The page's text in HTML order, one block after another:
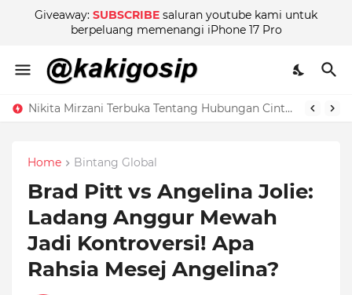
Giveaway: SUBSCRIBE saluran youtube kami untuk
berpeluang memenangi iPhone 17 Pro
Nikita Mirzani Terbuka Tentang Hubungan Cinta Dengan Model Muda, Tapi Teman Rapat Beri Amaran!
Home Bintang Global
Brad Pitt vs Angelina Jolie:
Ladang Anggur Mewah
Jadi Kontroversi! Apa
Rahsia Mesej Angelina?